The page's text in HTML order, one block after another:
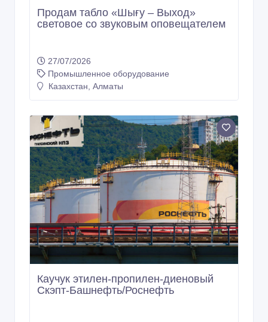
Продам табло «Шығу – Выход»
световое со звуковым оповещателем
27/07/2026
Промышленное оборудование
Казахстан, Алматы
Каучук этилен-пропилен-диеновый
Скэпт-Башнефть/Роснефть